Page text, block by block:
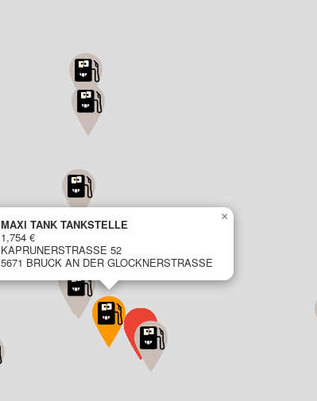
MAXI TANK TANKSTELLE
1,754 €
KAPRUNERSTRASSE 52
5671 BRUCK AN DER GLOCKNERSTRASSE
×